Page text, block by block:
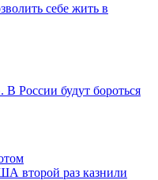
себе жить в
В России будут бороться
второй раз казнили